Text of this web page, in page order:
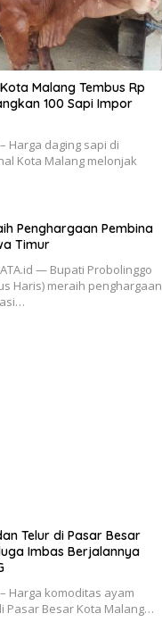
Malang Tembus Rp
100 Sapi Impor
– Harga daging sapi di
Kota Malang melonjak
Penghargaan Pembina
Timur
— Bupati Probolinggo
Haris) meraih penghargaan
Telur di Pasar Besar
Imbas Berjalannya
– Harga komoditas ayam
Pasar Besar Kota Malang…